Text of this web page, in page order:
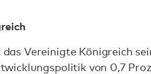
Vereinigte Königreich
von 0,7